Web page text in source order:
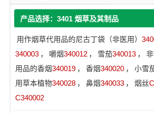
产品选择：3401 烟草及其制品
用作烟草代用品的尼古丁袋（非医用）
340003 ， 嚼烟340012 ， 雪茄340013 ，
用品的香烟340019 ， 香烟340020 ， 小雪
用草本植物340028 ， 鼻烟340033 ， 烟丝
C340002